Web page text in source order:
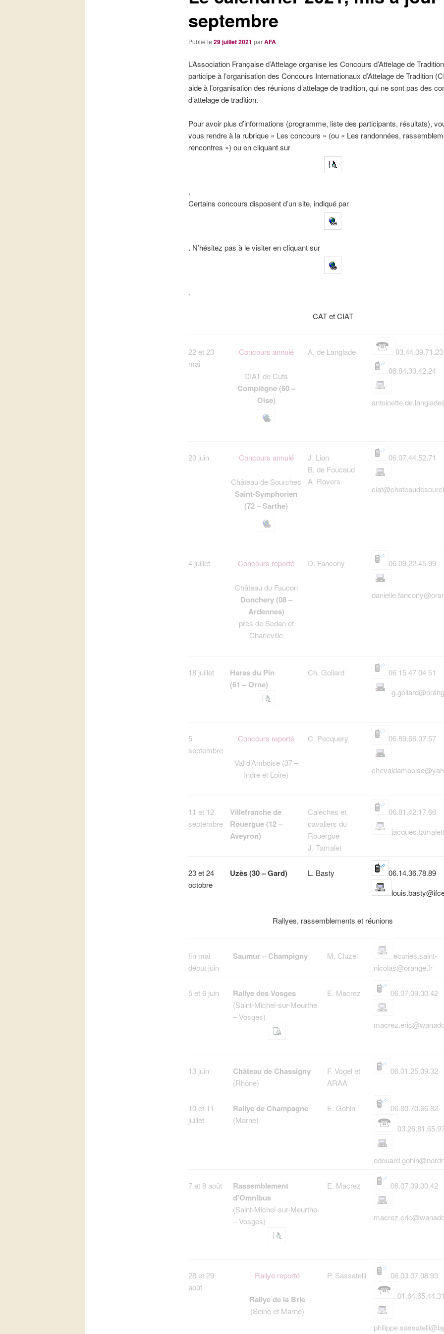
septembre
Publié le 29 juillet 2021 parAFA
L’Association Française d’Attelage organise les Concours d’Attelage de
participe à l’organisation des Concours Internationaux d’Attelage de Tradition
aide à l’organisation des réunions d’attelage de tradition, qui ne sont pas des
d’attelage de tradition.
Pour avoir plus d’informations (programme, liste des participants, résultats),
vous rendre à la rubrique « Les concours » (ou « Les randonnées,
rencontres ») ou en cliquant sur
.
Certains concours disposent d’un site, indiqué par
. N’hésitez pas à le visiter en cliquant sur
.
CAT et CIAT
22 et 23
mai
Concours annulé
CIAT de Cuts
Compiègne (60 –
Oise)
A. de Langlade
03.44.09.71.23
06.84.30.42.24
20 juin Concours annulé
Château de Sourches
Saint-Symphorien
(72 – Sarthe)
J. Lion
B. de Foucaud
A. Rovers
06.07.44.52.71
4 juillet Concours reporté
Château du Faucon
Donchery (08 –
Ardennes)
près de Sedan et
Charleville
D. Fancony 06.09.22.45.99
18 juillet
Haras du Pin
(61 – Orne)
Ch. Goliard
06 15 47 04 51
5
septembre
Concours reporté
Val d’Amboise (37 –
Indre et Loire)
C. Pecquery 06.89.66.07.57
11 et 12
septembre
Villefranche de
Rouergue (12 –
Aveyron)
Calèches et
cavaliers du
Rouergue
J. Tamalet
06.81.42.17.66
23 et 24
octobre
Uzès (30 – Gard) L. Basty
06.14.36.78.89
Rallyes, rassemblements et réunions
fin mai
début juin
Saumur – Champigny M. Cluzel
ecuries.saint-
nicolas@orange.fr
5 et 6 juin Rallye des Vosges
(Saint-Michel-sur-Meurthe
– Vosges)
E. Macrez 06.07.09.00.42
13 juin Château de Chassigny
(Rhône)
F. Vogel et
ARAA
06.01.25.09.32
10 et 11
juillet
Rallye de Champagne
(Marne)
E. Gohin
06.80.70.66.82
7 et 8 août
Rassemblement
d’Omnibus
(Saint-Michel-sur-Meurthe
– Vosges)
E. Macrez 06.07.09.00.42
28 et 29
août
Rallye reporté
Rallye de la Brie
(Seine et Marne)
P. Sassatelli
06.03.07.08.93
01.64.65.44.31